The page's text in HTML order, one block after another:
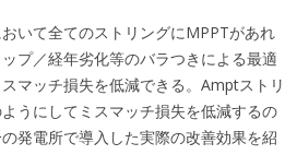
いて全てのストリングにMPPTがあれ
プ／経年劣化等のバラつきによる最適
マッチ損失を低減できる。Amptストリ
うにしてミスマッチ損失を低減するの
発電所で導入した実際の改善効果を紹